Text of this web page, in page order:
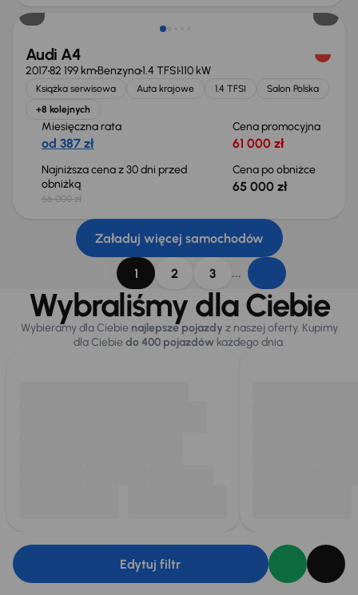
Audi A4
201782 199 kmBenzyna1.4 TFSI110 kW
Książka serwisowa Auta krajowe 1.4 TFSI
Salon Polska
+8 kolejnych
Miesięczna rata
od 387 zł
Cena promocyjna
61 000 zł
Najniższa cena z 30 dni przed
obniżką
66 000 zł
Cena po obniżce
65 000 zł
Załaduj więcej samochodów
1 2 3 ...
Wybraliśmy dla Ciebie
Wybieramy dla Ciebie najlepsze pojazdy z naszej oferty. Kupimy
dla Ciebiedo 400 pojazdówkażdego dnia.
Edytuj filtr